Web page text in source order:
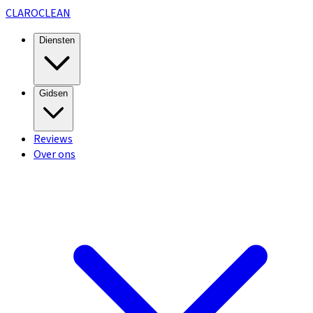
CLAROCLEAN
Diensten
Gidsen
Reviews
Over ons